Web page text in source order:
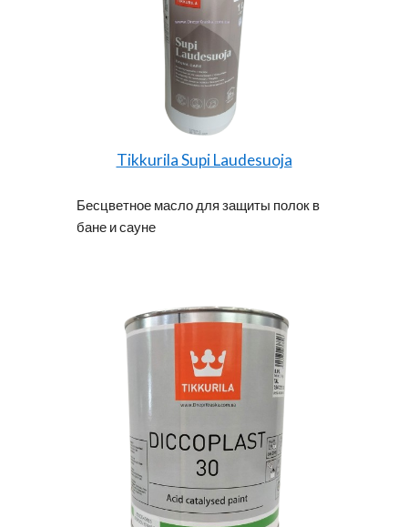
Tikkurila Supi Laudesuoja
Бесцветное масло для защиты полок в
бане и сауне